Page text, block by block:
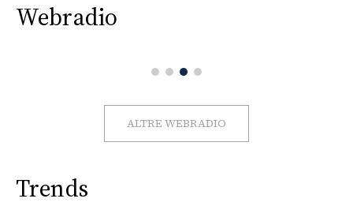
Webradio
ALTRE WEBRADIO
Trends